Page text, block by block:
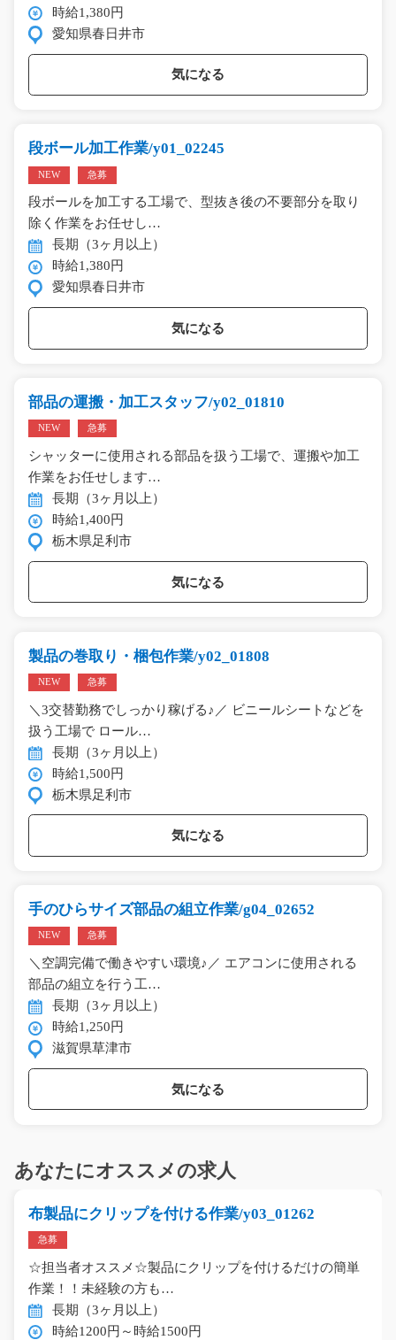
時給1,380円
愛知県春日井市
気になる
段ボール加工作業/y01_02245
NEW 急募
段ボールを加工する工場で、型抜き後の不要部分を取り
除く作業をお任せし…
長期（3ヶ月以上）
時給1,380円
愛知県春日井市
気になる
部品の運搬・加工スタッフ/y02_01810
NEW 急募
シャッターに使用される部品を扱う工場で、運搬や加工
作業をお任せします…
長期（3ヶ月以上）
時給1,400円
栃木県足利市
気になる
製品の巻取り・梱包作業/y02_01808
NEW 急募
＼3交替勤務でしっかり稼げる♪／ ビニールシートなどを
扱う工場で ロール…
長期（3ヶ月以上）
時給1,500円
栃木県足利市
気になる
手のひらサイズ部品の組立作業/g04_02652
NEW 急募
＼空調完備で働きやすい環境♪／ エアコンに使用される
部品の組立を行う工…
長期（3ヶ月以上）
時給1,250円
滋賀県草津市
気になる
あなたにオススメの求人
布製品にクリップを付ける作業/y03_01262
急募
☆担当者オススメ☆製品にクリップを付けるだけの簡単
作業！！未経験の方も…
長期（3ヶ月以上）
時給1200円～時給1500円